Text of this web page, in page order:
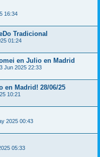
16:34
Tradicional
01:24
en Julio en Madrid
Jun 2025 22:33
en Madrid! 28/06/25
10:21
2025 00:43
05:33